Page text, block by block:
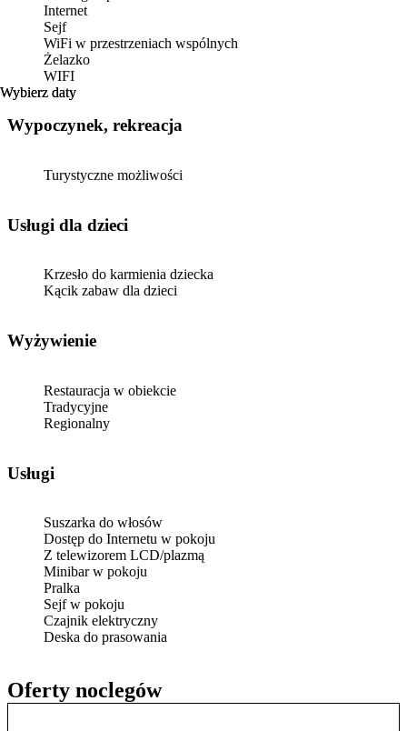
Wybierz daty
Oferty noclegów
Wybierz daty
Internet
Sejf
WiFi w przestrzeniach wspólnych
Żelazko
WIFI
Wypoczynek, rekreacja
Turystyczne możliwości
usługi dla dzieci
Krzesło do karmienia dziecka
Kącik zabaw dla dzieci
Wyżywienie
Restauracja w obiekcie
Tradycyjne
Regionalny
Usługi
Suszarka do włosów
Dostęp do Internetu w pokoju
Z telewizorem LCD/plazmą
Minibar w pokoju
Pralka
Sejf w pokoju
Czajnik elektryczny
Deska do prasowania